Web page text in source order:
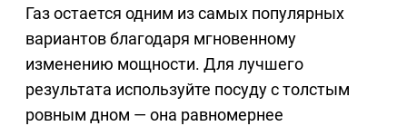
Газ остается одним из самых популярных
вариантов благодаря мгновенному
изменению мощности. Для лучшего
результата используйте посуду с толстым
ровным дном — она равномернее